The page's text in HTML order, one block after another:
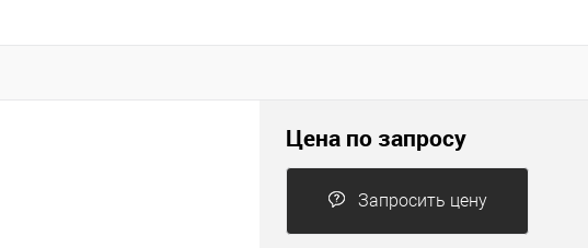
Цена по запросу
Запросить цену